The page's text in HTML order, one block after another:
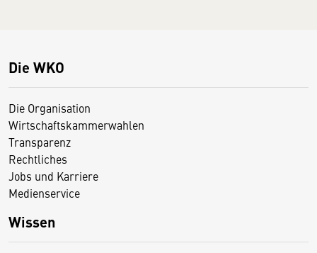
Die WKO
Die Organisation
Wirtschaftskammerwahlen
Transparenz
Rechtliches
Jobs und Karriere
Medienservice
Wissen